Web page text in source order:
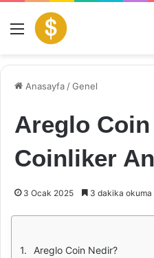
Menü
Anasayfa /Genel
Areglo
Coinliker
3 Ocak 2025 3 dakika okuma
Areglo Coin Nedir?